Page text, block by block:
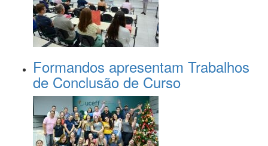
Formandos apresentam Trabalhos
de Conclusão de Curso